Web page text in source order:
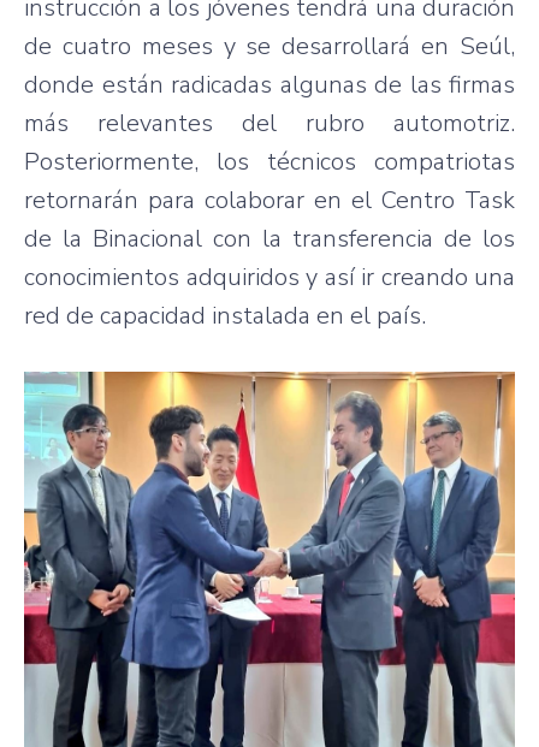
instrucción a los jóvenes tendrá una duración
de cuatro meses y se desarrollará en Seúl,
donde están radicadas algunas de las firmas
más relevantes del rubro automotriz.
Posteriormente, los técnicos compatriotas
retornarán para colaborar en el Centro Task
de la Binacional con la transferencia de los
conocimientos adquiridos y así ir creando una
red de capacidad instalada en el país.